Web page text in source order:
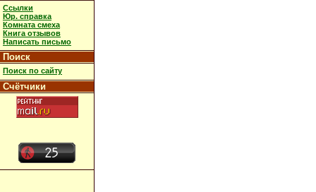
Ссылки
Юр. справка
Комната смеха
Книга отзывов
Написать письмо
Поиск
Поиск по сайту
Счётчики